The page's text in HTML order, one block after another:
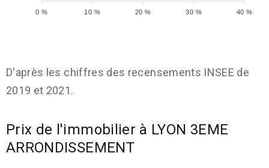
40 %
30 %
20 %
10 %
0 %
D'après les chiffres des recensements INSEE de
2019 et 2021.
Prix de l'immobilier à LYON 3EME
ARRONDISSEMENT